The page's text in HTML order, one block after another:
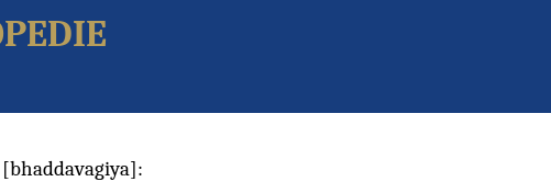
[bhaddavagiya]: